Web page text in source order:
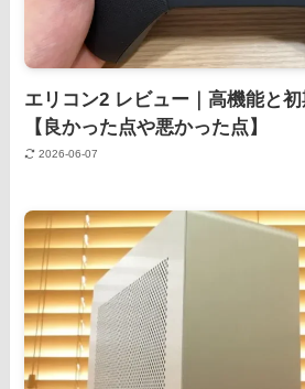
エリコン2 レビュー｜高機能と
【良かった点や悪かった点】
2026-06-07